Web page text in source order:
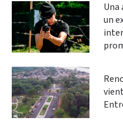
Una
un